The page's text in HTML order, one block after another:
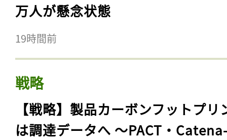
万人が懸念状態
19時間前
戦略
【戦略】製品カーボンフットプリ
は調達データへ 〜PACT・